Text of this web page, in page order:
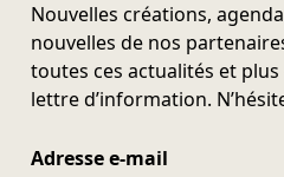
Nouvelles créations,
nouvelles de nos
toutes ces actualités et
lettre d’information.
Adresse e-mail